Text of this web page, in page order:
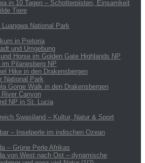
in 10 Tagen – Schotterpisten, Einsamkeit
Tiere
Luangwa National Park
in Pretoria
und Umgebung
Horse im Golden Gate Highlands NP
im Pilanesberg NP
Hike in den Drakensbergen
National Park
Gorge Walk in den Drakensbergen
River Canyon
NP in St. Lucia
Swasiland – Kultur, Natur & Sport
– Inselperle im indischen Ozean
– Grüne Perle Afrikas
von West nach Ost – dynamische